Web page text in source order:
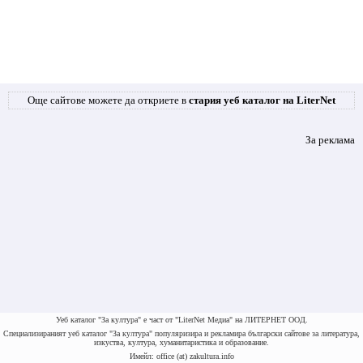
Още сайтове можете да откриете в стария уеб каталог на LiterNet
За реклама
Уеб каталог "За култура" е част от "LiterNet Медиа" на ЛИТЕРНЕТ ООД.
Специализираният уеб каталог "За култура" популяризира и рекламира български сайтове за литература,
изкуства, култура, хуманитаристика и образование.
Имейл: office (at) zakultura.info